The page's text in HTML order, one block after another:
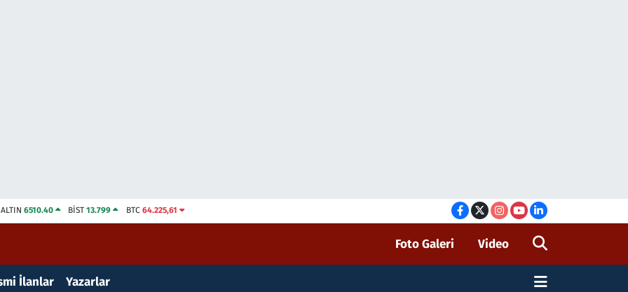
ALTIN 6510.40 BİST13.799 BTC 64.225,61
Foto Galeri Video
İlanlar Yazarlar